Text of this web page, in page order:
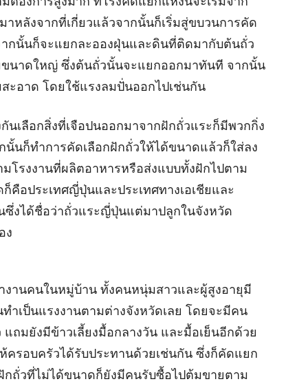
หลังจากที่เกี่ยวแล้วจากนั้นก็เริ่มสู่ขบวนการคัด
ากนั้นก็จะแยกละอองฝุ่นและดินที่ติดมากับต้นถั่ว
นาดใหญ่ ซึ่งต้นถั่วนั้นจะแยกออกมาทันที จากนั้น
ะอาด โดยใช้แรงลมปั่นออกไปเช่นกัน
เลือกสิ่งที่เจือปนออกมาจากฝักถั่วแระก็มีพวกกิ่ง
นก็ทำการคัดเลือกฝักถั่วให้ได้ขนาดแล้วก็ใส่ลง
โรงงานที่ผลิตอาหารหรือส่งแบบทั้งฝักไปตาม
คือประเทศญี่ปุ่นและประเทศทางเอเชียและ
ซึ่งได้ชื่อว่าถั่วแระญี่ปุ่นแต่มาปลูกในจังหวัด
ง
านคนในหมู่บ้าน ทั้งคนหนุ่มสาวและผู้สูงอายุมี
ำเป็นแรงงานตามต่างจังหวัดเลย โดยจะมีคน
ถมยังมีข้าวเลี้ยงมื้อกลางวัน และมื้อเย็นอีกด้วย
รอบครัวได้รับประทานด้วยเช่นกัน ซึ่งก็คัดแยก
กถั่วที่ไม่ได้ขนาดก็ยังมีคนรับซื้อไปต้มขายตาม